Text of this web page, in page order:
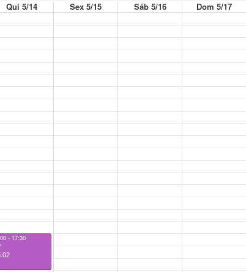
Qui 5/14 Sex 5/15 Sáb 5/16
Dom 5/17
- 17:30